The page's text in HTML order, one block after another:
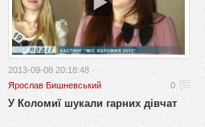
2013-09-08 20:18:48 ·
Ярослав Бишневський
0
У Коломиї шукали гарних дівчат